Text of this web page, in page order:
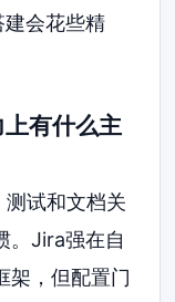
会花些精
有什么主
试和文档关
。Jira强在自
架，但配置门